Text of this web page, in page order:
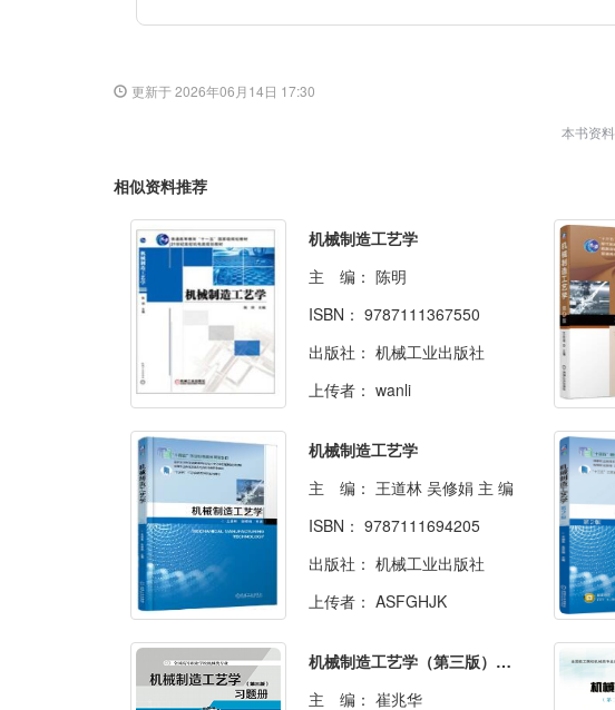
更新于 2026年06月14日 17:30
本书资
相似资料推荐
机械制造工艺学
主 编： 陈明
ISBN： 9787111367550
出版社： 机械工业出版社
上传者： wanli
机械制造工艺学
主 编： 王道林 吴修娟 主 编
ISBN： 9787111694205
出版社： 机械工业出版社
上传者： ASFGHJK
机械制造工艺学（第三版）习题册
主 编： 崔兆华